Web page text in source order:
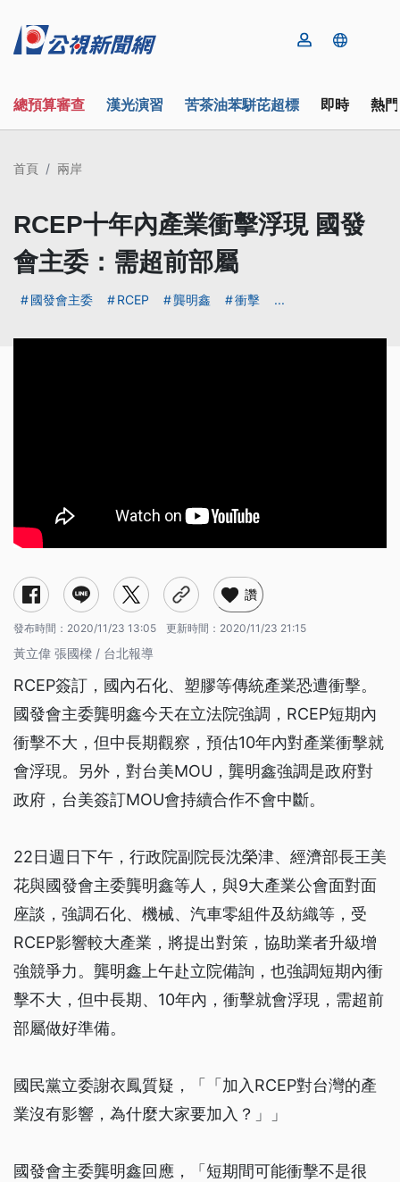
總預算審查 漢光演習 苦茶油苯駢芘超標 即時 熱
首頁 兩岸
RCEP十年內產業衝擊浮現 國發
會主委：需超前部屬
國發會主委 RCEP 龔明鑫 衝擊 ...
讚
發布時間： 2020/11/23 13:05 更新時間： 2020/11/23 21:15
黃立偉 張國樑 / 台北報導
RCEP簽訂，國內石化、塑膠等傳統產業恐遭衝擊。
國發會主委龔明鑫今天在立法院強調，RCEP短期內
衝擊不大，但中長期觀察，預估10年內對產業衝擊就
會浮現。另外，對台美MOU，龔明鑫強調是政府對
政府，台美簽訂MOU會持續合作不會中斷。
22日週日下午，行政院副院長沈榮津、經濟部長王美
花與國發會主委龔明鑫等人，與9大產業公會面對面
座談，強調石化、機械、汽車零組件及紡織等，受
RCEP影響較大產業，將提出對策，協助業者升級增
強競爭力。龔明鑫上午赴立院備詢，也強調短期內衝
擊不大，但中長期、10年內，衝擊就會浮現，需超前
部屬做好準備。
國民黨立委謝衣鳳質疑，「「加入RCEP對台灣的產
業沒有影響，為什麼大家要加入？」」
國發會主委龔明鑫回應，「短期間可能衝擊不是很